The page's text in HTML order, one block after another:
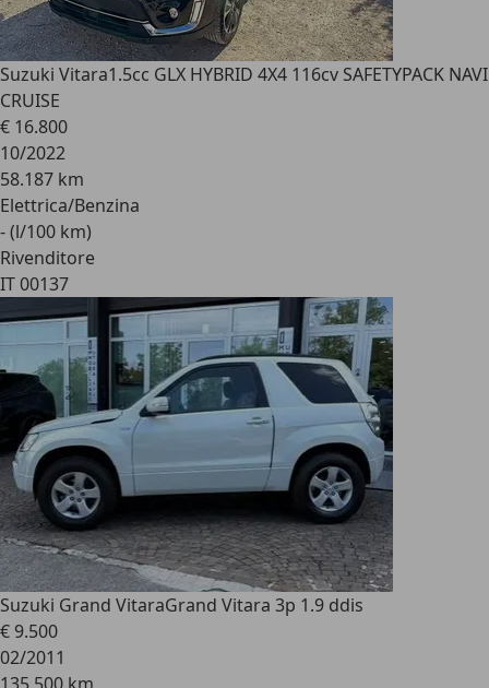
Suzuki Vitara1.5cc GLX HYBRID 4X4 116cv SAFETYPACK NAVI
CRUISE
€ 16.800
10/2022
58.187 km
Elettrica/Benzina
- (l/100 km)
Rivenditore
IT 00137
Suzuki Grand VitaraGrand Vitara 3p 1.9 ddis
€ 9.500
02/2011